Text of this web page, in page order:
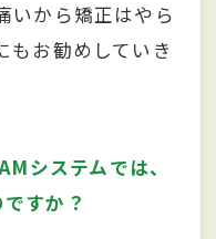
いから矯正はやら
もお勧めしていき
システムでは、
すか？